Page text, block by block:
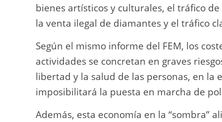
bienes artísticos y culturales, el tráfico
la venta ilegal de diamantes y el tráfico
Según el mismo informe del FEM, los
actividades se concretan en graves
libertad y la salud de las personas, en la
imposibilitará la puesta en marcha de
Además, esta economía en la “sombra”